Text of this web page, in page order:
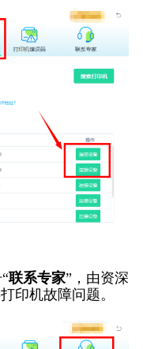
联系专家”，由资深
印机故障问题。